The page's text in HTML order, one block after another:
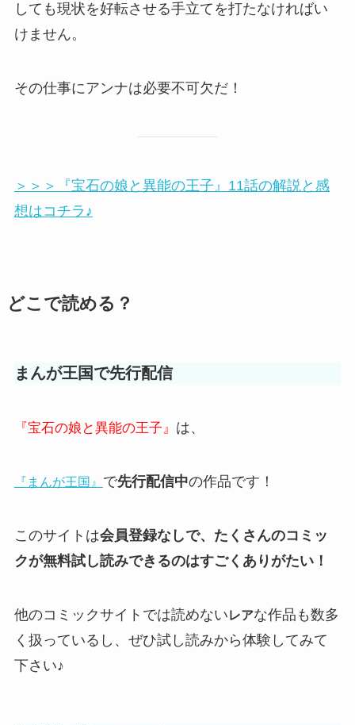
しても現状を好転させる手立てを打たなければい
けません。
その仕事にアンナは必要不可欠だ！
＞＞＞『宝石の娘と異能の王子』11話の解説と感
想はコチラ♪
どこで読める？
まんが王国で先行配信
『宝石の娘と異能の王子』 は、
『まんが王国』 で先行配信中の作品です！
このサイトは会員登録なしで、たくさんのコミッ
クが無料試し読みできるのはすごくありがたい！
他のコミックサイトでは読めないレアな作品も数多
く扱っているし、ぜひ試し読みから体験してみて
下さい♪